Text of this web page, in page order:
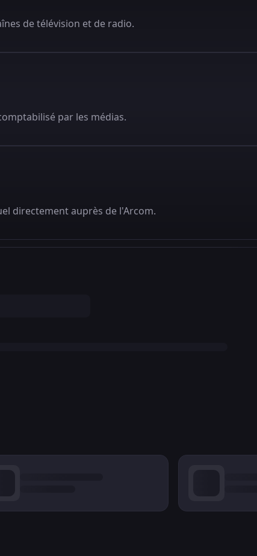
de télévision et de radio.
par les médias.
directement auprès de l'Arcom.